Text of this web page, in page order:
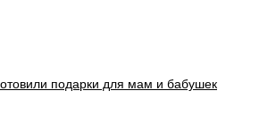
подарки для мам и бабушек